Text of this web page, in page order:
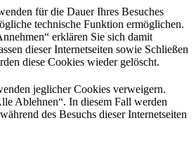
für die Dauer Ihres Besuches
technische Funktion ermöglichen.
erklären Sie sich damit
dieser Internetseiten sowie Schließen
diese Cookies wieder gelöscht.
jeglicher Cookies verweigern.
Ablehnen“. In diesem Fall werden
des Besuchs dieser Internetseiten